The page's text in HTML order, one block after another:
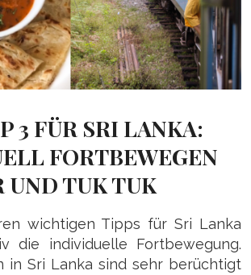
3 FÜR SRI LANKA:
FORTBEWEGEN
UND TUK TUK
wichtigen Tipps für Sri Lanka
die individuelle Fortbewegung.
in Sri Lanka sind sehr berüchtigt